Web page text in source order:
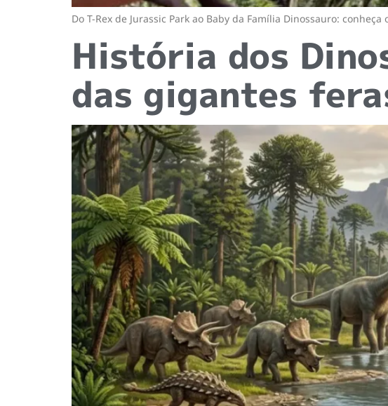
Do T-Rex de Jurassic Park ao Baby da Família Dinossauro:
História dos
das gigantes